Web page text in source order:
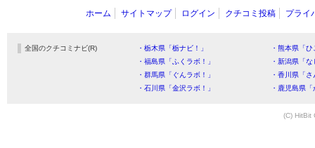
ホーム サイトマップ ログイン クチコミ投稿 プライ
全国のクチコミナビ(R) ・栃木県「栃ナビ！」
・熊本県「
・福島県「ふくラボ！」
・新潟県「
・群馬県「ぐんラボ！」
・香川県「
・石川県「金沢ラボ！」
・鹿児島県
(C) HitBit